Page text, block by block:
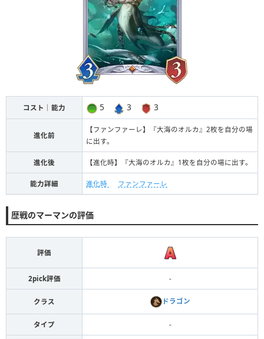
コスト｜能力 5 3 3
進化前
【ファンファーレ】『大海のオルカ』2枚を自分の場
に出す。
進化後 【進化時】『大海のオルカ』1枚を自分の場に出す。
能力詳細 進化時 ファンファーレ
歴戦のマーマンの評価
評価
2pick評価 -
クラス ドラゴン
タイプ -